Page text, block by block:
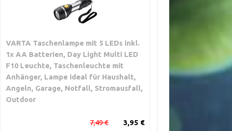
VARTA Taschenlampe mit 5 LEDs inkl.
1x AA Batterien, Day Light Multi LED
F10 Leuchte, Taschenleuchte mit
Anhänger, Lampe ideal für Haushalt,
Angeln, Garage, Notfall, Stromausfall,
Outdoor
3,95 €
7,49 €